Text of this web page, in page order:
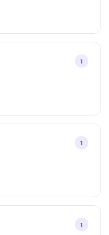
1
1
1